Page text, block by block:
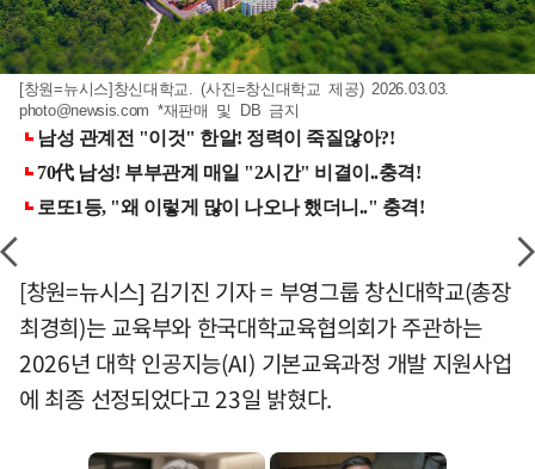
[창원=뉴시스]창신대학교. (사진=창신대학교 제공) 2026.03.03.
photo@newsis.com *재판매 및 DB 금지
[창원=뉴시스] 김기진 기자 = 부영그룹 창신대학교(총장
최경희)는 교육부와 한국대학교육협의회가 주관하는
2026년 대학 인공지능(AI) 기본교육과정 개발 지원사업
에 최종 선정되었다고 23일 밝혔다.